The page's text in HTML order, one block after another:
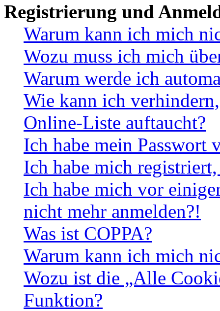
Registrierung und
Warum kann ich mich
Wozu muss ich mich
Warum werde ich
Wie kann ich
Online-Liste auftaucht?
Ich habe mein Passwort
Ich habe mich
Ich habe mich vor
nicht mehr anmelden?!
Was ist COPPA?
Warum kann ich mich
Wozu ist die „Alle
Funktion?